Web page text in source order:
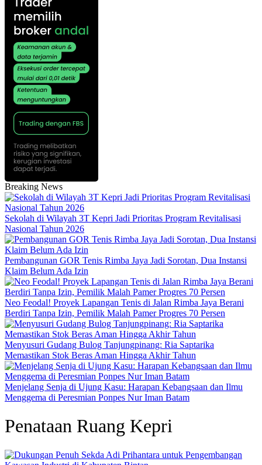
Breaking News
Sekolah di Wilayah 3T Kepri Jadi Prioritas Program Revitalisasi
Nasional Tahun 2026
Pembangunan GOR Tenis Rimba Jaya Jadi Sorotan, Dua Instansi
Klaim Belum Ada Izin
Neo Feodal! Proyek Lapangan Tenis di Jalan Rimba Jaya Berani
Berdiri Tanpa Izin, Pemilik Malah Pamer Progres 70 Persen
Menyusuri Gudang Bulog Tanjungpinang: Ria Saptarika
Memastikan Stok Beras Aman Hingga Akhir Tahun
Menjelang Senja di Ujung Kasu: Harapan Kebangsaan dan Ilmu
Menggema di Peresmian Ponpes Nur Iman Batam
Penataan Ruang Kepri